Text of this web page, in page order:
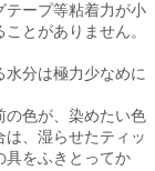
テープ等粘着力が小
とがありません。
分は極力少なめに
の色が、染めたい色
、湿らせたティッ
具をふきとってか